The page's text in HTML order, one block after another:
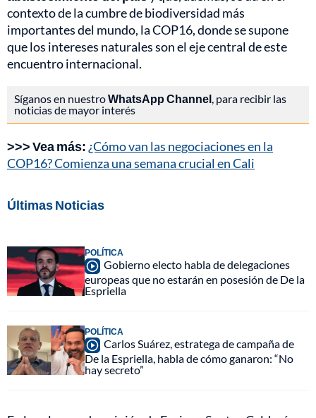
contexto de la cumbre de biodiversidad más
importantes del mundo, la COP16, donde se supone
que los intereses naturales son el eje central de este
encuentro internacional.
Síganos en nuestroWhatsApp Channel , para recibir las
noticias de mayor interés
>>>Vea más: ¿Cómo van las negociaciones en la
COP16? Comienza una semana crucial en Cali
Últimas Noticias
POLÍTICA
Gobierno electo habla de delegaciones
europeas que no estarán en posesión de De la
Espriella
POLÍTICA
Carlos Suárez, estratega de campaña de
De la Espriella, habla de cómo ganaron: “No
hay secreto”